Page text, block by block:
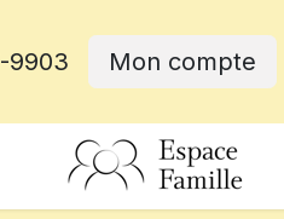
9903 Mon compte